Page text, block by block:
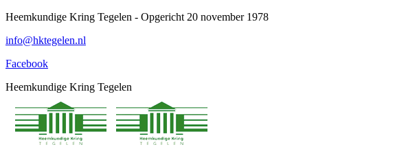
Spring
content
Heemkundige Kring Tegelen - Opgericht 20 november 1978
info@hktegelen.nl
Facebook
Heemkundige Kring Tegelen